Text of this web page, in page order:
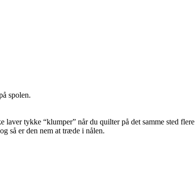
spolen.
tykke “klumper” når du quilter på det samme sted flere
så er den nem at træde i nålen.